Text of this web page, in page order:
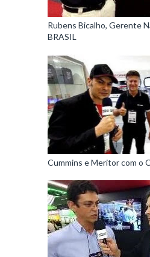
Rubens Bicalho, Gerente
BRASIL
Cummins e Meritor com o